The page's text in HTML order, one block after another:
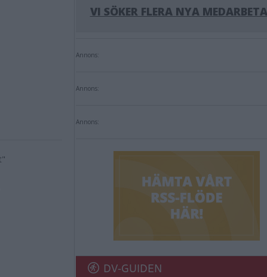
VI SÖKER FLERA NYA
Annons:
Annons:
Annons:
DV-GUIDEN